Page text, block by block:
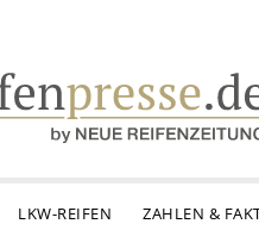
LKW-REIFEN ZAHLEN &